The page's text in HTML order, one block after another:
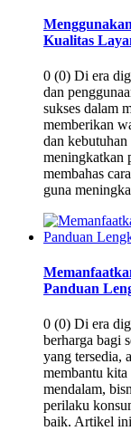
Kualitas
0 (0) Di era
dan
sukses dalam
memberikan
dan
meningkatkan
membahas
guna
Panduan
0 (0) Di era
berharga bagi
yang tersedia,
membantu kita
mendalam,
perilaku
baik. Artikel